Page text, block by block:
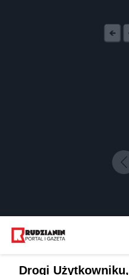
Drogi Użytkowniku,